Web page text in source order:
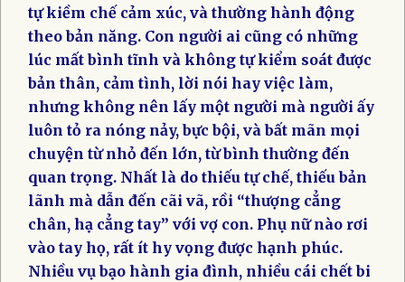
tự kiềm chế cảm xúc, và thường hành động
theo bản năng. Con người ai cũng có những
lúc mất bình tĩnh và không tự kiểm soát được
bản thân, cảm tình, lời nói hay việc làm,
nhưng không nên lấy một người mà người ấy
luôn tỏ ra nóng nảy, bực bội, và bất mãn mọi
chuyện từ nhỏ đến lớn, từ bình thường đến
quan trọng. Nhất là do thiếu tự chế, thiếu bản
lãnh mà dẫn đến cãi vã, rồi “thượng cẳng
chân, hạ cẳng tay” với vợ con. Phụ nữ nào rơi
vào tay họ, rất ít hy vọng được hạnh phúc.
Nhiều vụ bạo hành gia đình, nhiều cái chết bi